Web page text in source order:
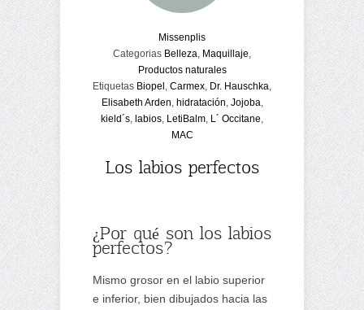
Missenplis
Categorias Belleza, Maquillaje,
Productos naturales
Etiquetas Biopel , Carmex, Dr. Hauschka,
Elisabeth Arden, hidratación, Jojoba,
kield´s, labios, LetiBalm, L´ Occitane,
MAC
Los labios perfectos
¿Por qué son los labios
perfectos?
Mismo grosor en el labio superior
e inferior, bien dibujados hacia las